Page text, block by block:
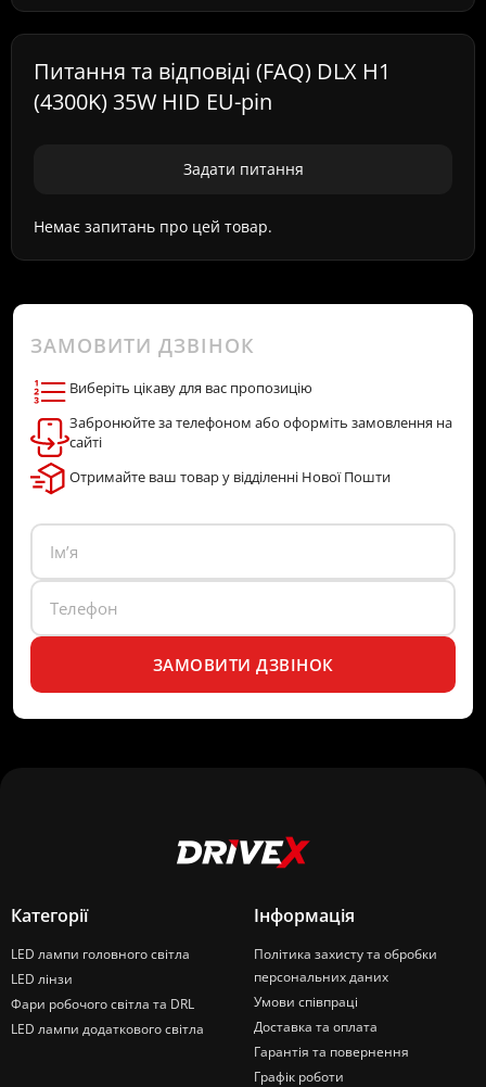
Питання та відповіді (FAQ) DLX H1
(4300K) 35W HID EU-pin
Задати питання
Немає запитань про цей товар.
ЗАМОВИТИ ДЗВІНОК
Виберіть цікаву для вас пропозицію
Забронюйте за телефоном або оформіть замовлення на
сайті
Отримайте ваш товар у відділенні Нової Пошти
ЗАМОВИТИ ДЗВІНОК
Категорії
LED лампи головного світла
LED лінзи
Фари робочого світла та DRL
LED лампи додаткового світла
Інформація
Політика захисту та обробки
персональних даних
Умови співпраці
Доставка та оплата
Гарантія та повернення
Графік роботи